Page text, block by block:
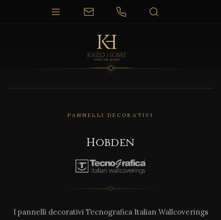
PANNELLI DECORATIVI
Hobden
I pannelli decorativi Tecnografica Italian Wallcoverings